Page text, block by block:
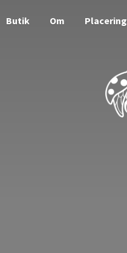
Butik Om Placering